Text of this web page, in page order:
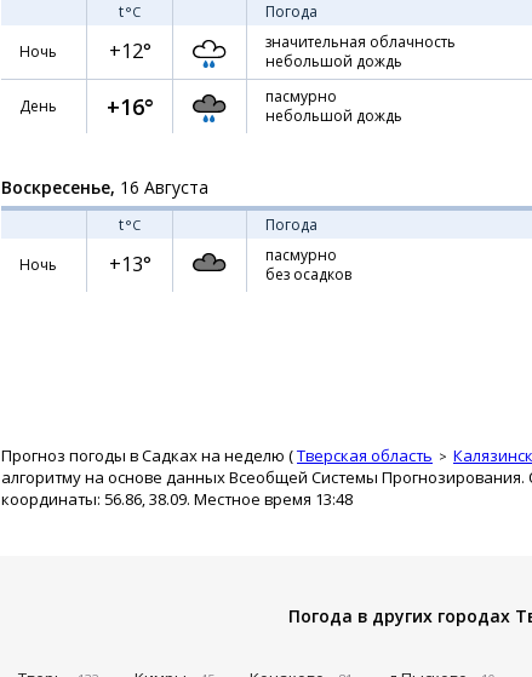
t°C Погода
Ночь
+12°
значительная облачность
небольшой дождь
День +16°
пасмурно
небольшой дождь
Воскресенье, 16 Августа
t°C Погода
Ночь
+13°
пасмурно
без осадков
Прогноз погоды в Садках на неделю (Тверская область
алгоритму на основе данных Всеобщей Системы Прогнозирования.
координаты: 56.86, 38.09. Местное время 13:48
Погода в других городах